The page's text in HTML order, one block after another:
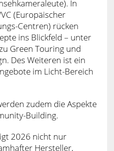
In
(Europäischer
Centren) rücken
ins Blickfeld – unter
Green Touring und
Des Weiteren ist ein
im Licht-Bereich
zudem die Aspekte
Building.
2026 nicht nur
Hersteller,